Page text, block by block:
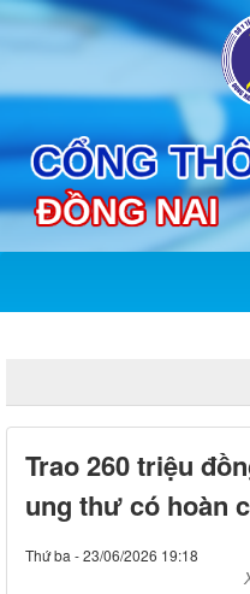
Trao 260 triệu
ung thư có hoàn
Thứ ba - 23/06/2026 19:18